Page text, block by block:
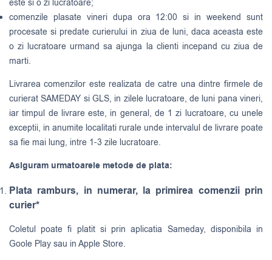
este si o zi lucratoare;
comenzile plasate vineri dupa ora 12:00 si in weekend sunt
procesate si predate curierului in ziua de luni, daca aceasta este
o zi lucratoare urmand sa ajunga la clienti incepand cu ziua de
marti.
Livrarea comenzilor este realizata de catre una dintre firmele de
curieratSAMEDAY si GLS, in zilele lucratoare, de luni pana vineri,
iar timpul de livrare este, in general, de 1 zi lucratoare, cu unele
exceptii, in anumite localitati rurale unde intervalul de livrare poate
sa fie mai lung, intre 1-3 zile lucratoare.
Asiguram urmatoarele metode de plata:
Plata ramburs, in numerar, la primirea comenzii prin
curier*
Coletul poate fi platit si prin aplicatia Sameday, disponibila in
Goole Play sau in Apple Store.